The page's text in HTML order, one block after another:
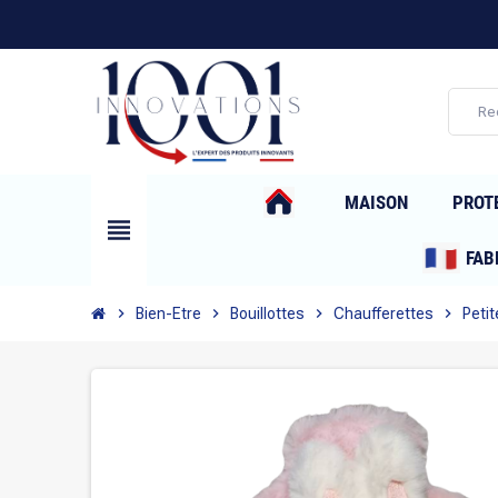
view_headline
MAISON
chevron_right Bien-Etre chevron_right Bouillottes chevron_right Chaufferettes chevron_right